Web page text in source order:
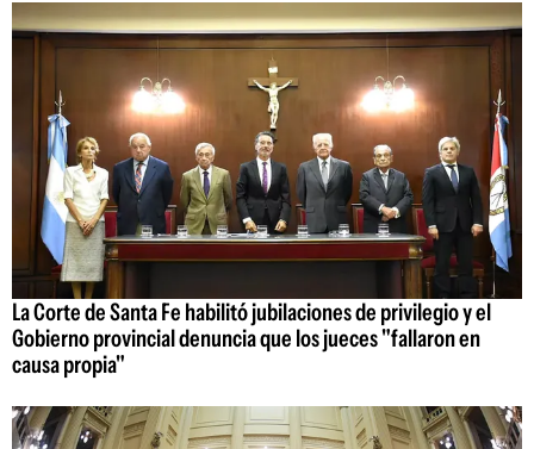
La Corte de Santa Fe habilitó jubilaciones de privilegio y el
Gobierno provincial denuncia que los jueces "fallaron en
causa propia"